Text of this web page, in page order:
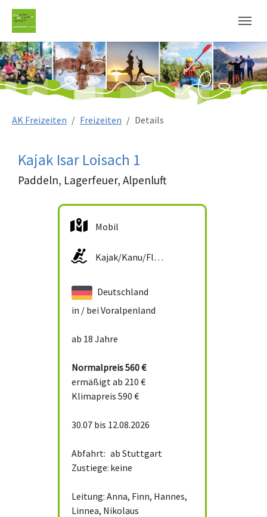
AK Freizeiten Freizeiten Details
Kajak Isar Loisach 1
Paddeln, Lagerfeuer, Alpenluft
Mobil
Kajak/Kanu/Floß
Deutschland
in / bei Voralpenland
ab 18 Jahre
Normalpreis560 €
ermäßigt ab 210 €
Klimapreis 590 €
30.07 bis 12.08.2026
Abfahrt: ab Stuttgart
Zustiege: keine
Leitung: Anna, Finn, Hannes,
Linnea, Nikolaus